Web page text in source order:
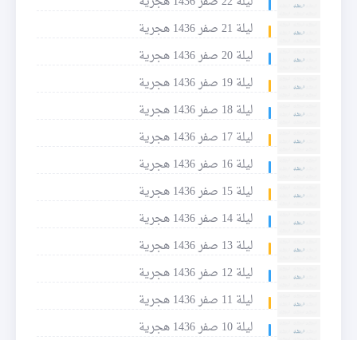
ليلة 21 صفر 1436 هجرية
ليلة 20 صفر 1436 هجرية
ليلة 19 صفر 1436 هجرية
ليلة 18 صفر 1436 هجرية
ليلة 17 صفر 1436 هجرية
ليلة 16 صفر 1436 هجرية
ليلة 15 صفر 1436 هجرية
ليلة 14 صفر 1436 هجرية
ليلة 13 صفر 1436 هجرية
ليلة 12 صفر 1436 هجرية
ليلة 11 صفر 1436 هجرية
ليلة 10 صفر 1436 هجرية